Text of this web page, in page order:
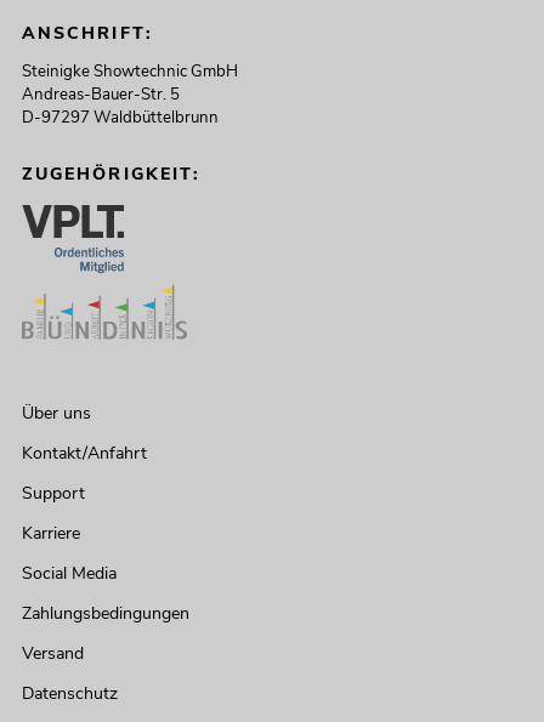
ANSCHRIFT:
Steinigke Showtechnic GmbH
Andreas-Bauer-Str. 5
D-97297 Waldbüttelbrunn
ZUGEHÖRIGKEIT:
Über uns
Kontakt/Anfahrt
Support
Karriere
Social Media
Zahlungsbedingungen
Versand
Datenschutz